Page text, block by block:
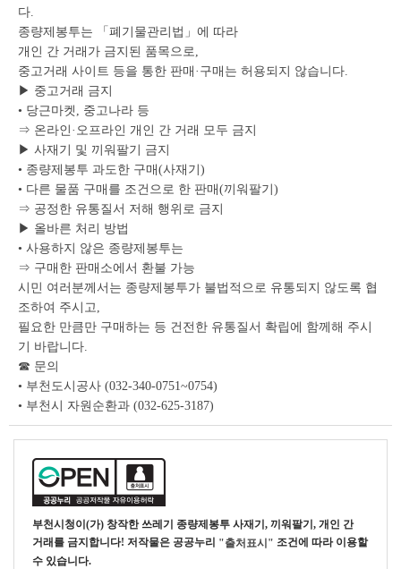
다.
종량제봉투는 「폐기물관리법」에 따라
개인 간 거래가 금지된 품목으로,
중고거래 사이트 등을 통한 판매·구매는 허용되지 않습니다.
▶ 중고거래 금지
• 당근마켓, 중고나라 등
⇒ 온라인·오프라인 개인 간 거래 모두 금지
▶ 사재기 및 끼워팔기 금지
• 종량제봉투 과도한 구매(사재기)
• 다른 물품 구매를 조건으로 한 판매(끼워팔기)
⇒ 공정한 유통질서 저해 행위로 금지
▶ 올바른 처리 방법
• 사용하지 않은 종량제봉투는
⇒ 구매한 판매소에서 환불 가능
시민 여러분께서는 종량제봉투가 불법적으로 유통되지 않도록 협
조하여 주시고,
필요한 만큼만 구매하는 등 건전한 유통질서 확립에 함께해 주시
기 바랍니다.
☎ 문의
• 부천도시공사 (032-340-0751~0754)
• 부천시 자원순환과 (032-625-3187)
부천시청이(가) 창작한쓰레기 종량제봉투 사재기, 끼워팔기, 개인 간
거래를 금지합니다! 저작물은 공공누리 "출처표시" 조건에 따라 이용할
수 있습니다.